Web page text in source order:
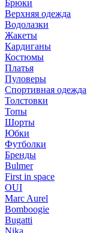
Брюки
Верхняя одежда
Водолазки
Жакеты
Кардиганы
Костюмы
Платья
Пуловеры
Спортивная одежда
Толстовки
Топы
Шорты
Юбки
Футболки
Бренды
Bulmer
First in space
OUI
Marc Aurel
Bomboogie
Bugatti
Nika